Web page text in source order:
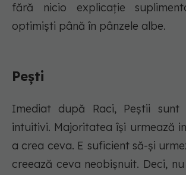
fără nicio explicație
optimiști până în pânzele albe.
Pești
Imediat după Raci, Peștii sunt
intuitivi. Majoritatea își urmează
a crea ceva. E suficient să-și
creează ceva neobișnuit. Deci,